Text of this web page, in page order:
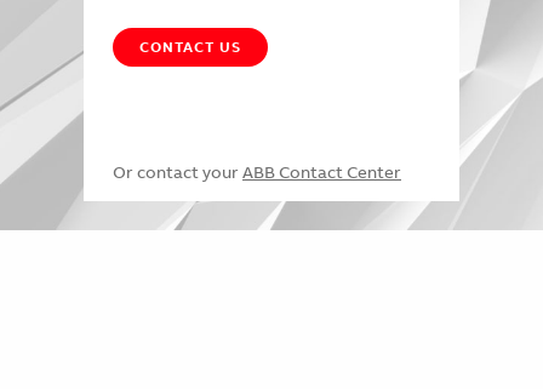
CONTACT US
Or contact your ABB Contact Center